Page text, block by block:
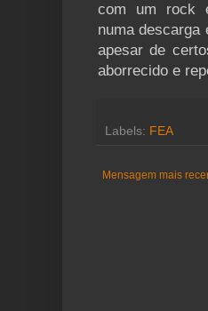
com um rock
numa descarga
apesar de
aborrecido e
Labels: FEA
Mensagem mais